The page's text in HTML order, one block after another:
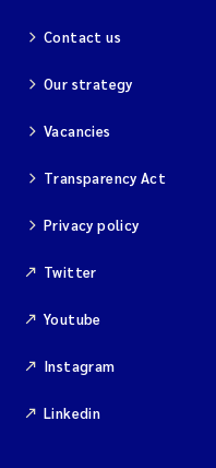
Marianne Olsen
Marc Anglès
Jonas Persson
Joachim Tørum
Contact us
Our strategy
Vacancies
Transparency Act
Privacy policy
Twitter
Youtube
Instagram
Linkedin